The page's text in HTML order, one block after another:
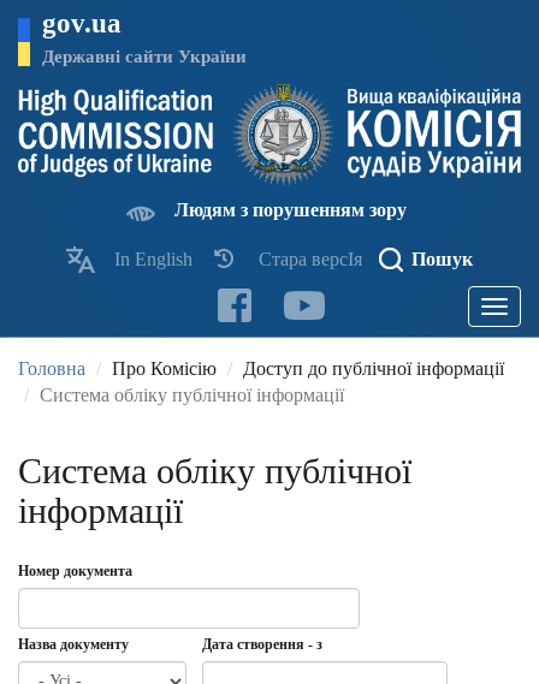
основного
матеріалу
gov.ua
Державні сайти України
Людям з порушенням зору
In English Стара версІя Пошук
Toggle
Головна Про Комісію
Доступ до публічної інформації
Система обліку публічної інформації
Система обліку публічної
інформації
Номер документа
Назва документу Дата створення - з